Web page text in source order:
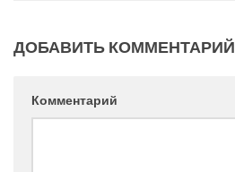
ДОБАВИТЬ КОММЕНТАРИЙ
Комментарий